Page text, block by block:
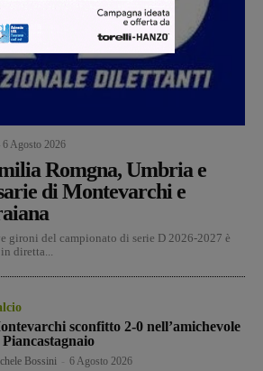
6 Agosto 2026
Romgna, Umbria e
di Montevarchi e
gironi del campionato di serie D 2026-2027 è
diretta...
sconfitto 2-0 nell’amichevole
Bossini 6 Agosto 2026